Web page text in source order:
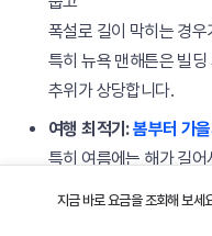
폭설로 길이 막히는 경우
특히 뉴욕 맨해튼은 빌딩
추위가 상당합니다.
여행 최적기:봄부터 가을
특히 여름에는 해가 길어
시간이 많다는 장점이 있
지금 바로 요금을 조회해 보세